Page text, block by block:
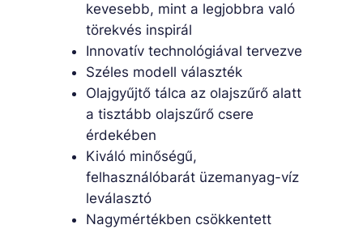
kevesebb, mint a legjobbra való
törekvés inspirál
Innovatív technológiával tervezve
Széles modell választék
Olajgyűjtő tálca az olajszűrő alatt
a tisztább olajszűrő csere
érdekében
Kiváló minőségű,
felhasználóbarát üzemanyag-víz
leválasztó
Nagymértékben csökkentett